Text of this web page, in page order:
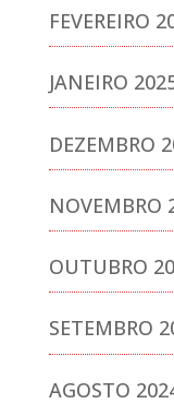
FEVEREIRO
JANEIRO
DEZEMBRO
NOVEMBRO
OUTUBRO
SETEMBRO
AGOSTO